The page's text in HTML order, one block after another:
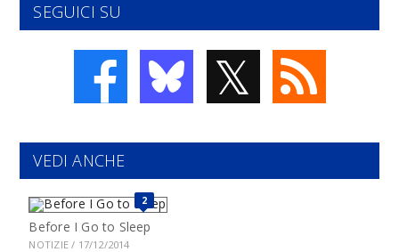
SEGUICI SU
𝕏
VEDI ANCHE
2
Before I Go to Sleep
NOTIZIE / 17/12/2014